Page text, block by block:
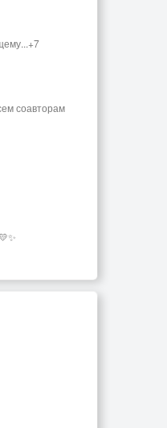
соавторам